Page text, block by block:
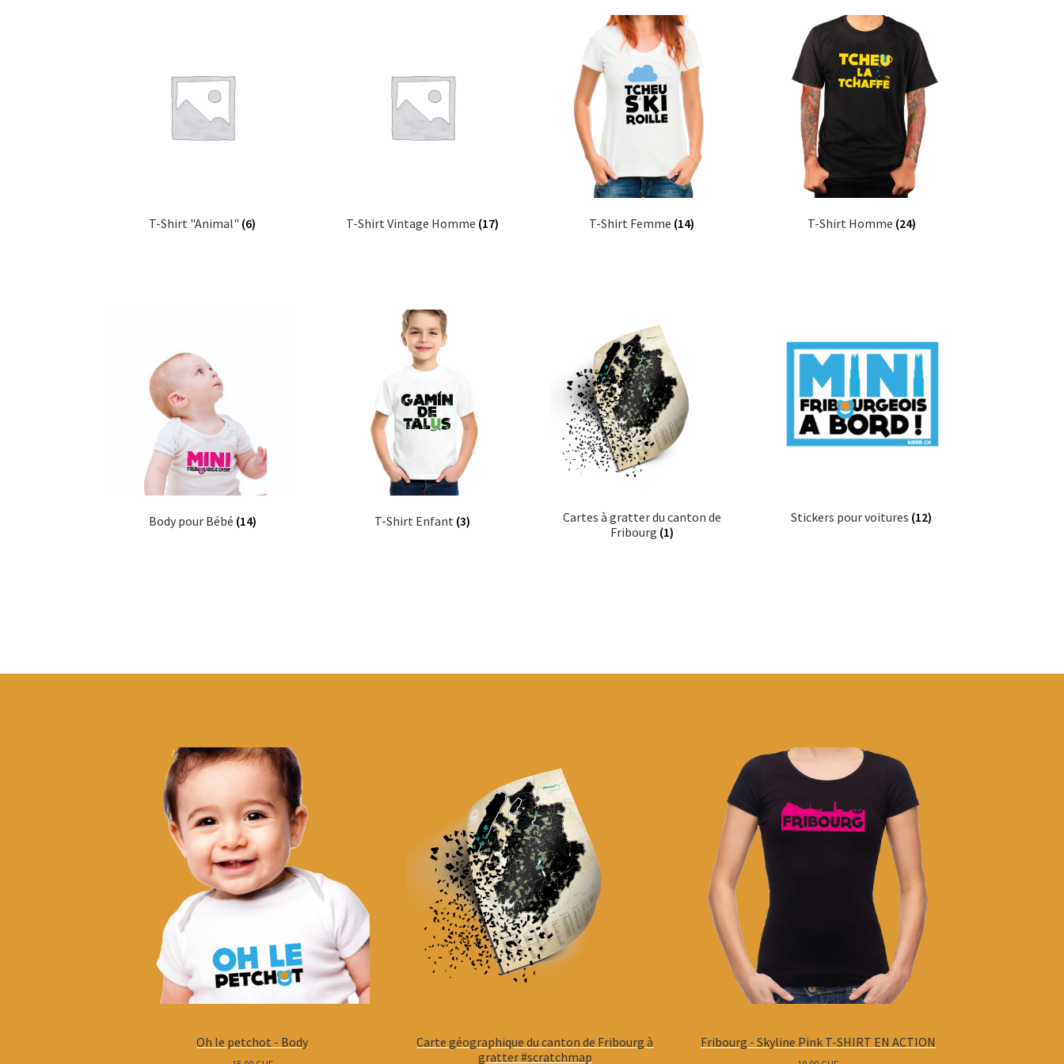
T-Shirt "Animal" (6) T-Shirt Vintage Homme (17) T-Shirt Femme (14) T-Shirt Homme (24)
Body pour Bébé (14) T-Shirt Enfant (3)
Cartes à gratter du canton de
Fribourg (1)
Stickers pour voitures (12)
Oh le petchot - Body
Carte géographique du canton de Fribourg à
gratter #scratchmap
Fribourg - Skyline Pink T-SHIRT EN ACTION